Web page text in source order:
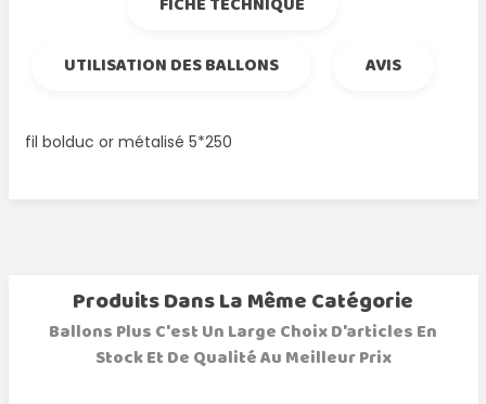
UTILISATION DES BALLONS
AVIS
fil bolduc or métalisé 5*250
Produits Dans La Même Catégorie
Ballons Plus C'est Un Large Choix D'articles En
Stock Et De Qualité Au Meilleur Prix